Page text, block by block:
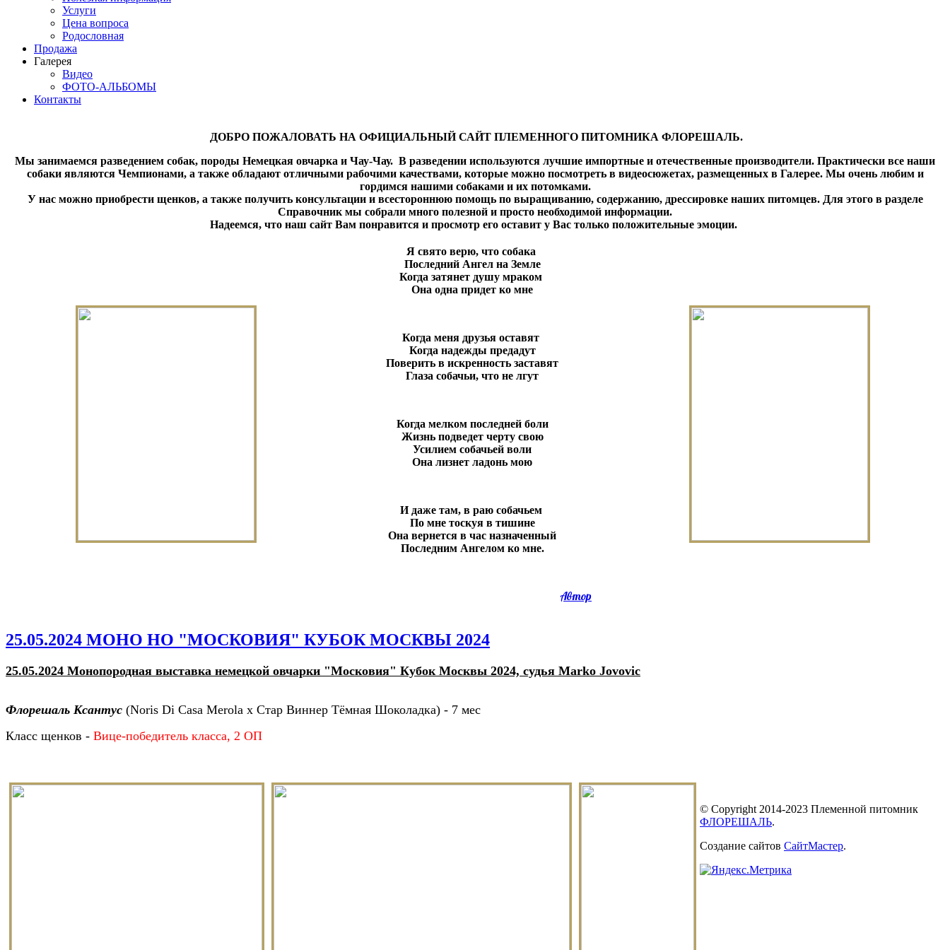
Услуги
Цена вопроса
Родословная
Продажа
Галерея
Видео
ФОТО-АЛЬБОМЫ
Контакты
ДОБРО ПОЖАЛОВАТЬ НА ОФИЦИАЛЬНЫЙ САЙТ ПЛЕМЕННОГО ПИТОМНИКА ФЛОРЕШАЛЬ.
Мы занимаемся разведением собак, породы Немецкая овчарка и Чау-Чау. В разведении используются лучшие импортные и отечественные производители. Практически все наши
собаки являются Чемпионами, а также обладают отличными рабочими качествами, которые можно посмотреть в видеосюжетах, размещенных в Галерее. Мы очень любим и
гордимся нашими собаками и их потомками.
У нас можно приобрести щенков, а также получить консультации и всестороннюю помощь по выращиванию, содержанию, дрессировке наших питомцев. Для этого в разделе
Справочник мы собрали много полезной и просто необходимой информации.
Надеемся, что наш сайт Вам понравится и просмотр его оставит у Вас только положительные эмоции.
Я свято верю, что собака
Последний Ангел на Земле
Когда затянет душу мраком
Она одна придет ко мне
Когда меня друзья оставят
Когда надежды предадут
Поверить в искренность заставят
Глаза собачьи, что не лгут
Когда мелком последней боли
Жизнь подведет черту свою
Усилием собачьей воли
Она лизнет ладонь мою
И даже там, в раю собачьем
По мне тоскуя в тишине
Она вернется в час назначенный
Последним Ангелом ко мне.
Автор
25.05.2024 МОНО НО "МОСКОВИЯ" КУБОК МОСКВЫ 2024
25.05.2024 Монопородная выставка немецкой овчарки "Московия" Кубок Москвы 2024, судья Marko Jovovic
Флорешаль Ксантус (Noris Di Casa Merola x Стар Виннер Тёмная Шоколадка) - 7 мес
Класс щенков - Вице-победитель класса, 2 ОП
© Copyright 2014-2023 Племенной питомник
ФЛОРЕШАЛЬ.
Создание сайтов СайтМастер.